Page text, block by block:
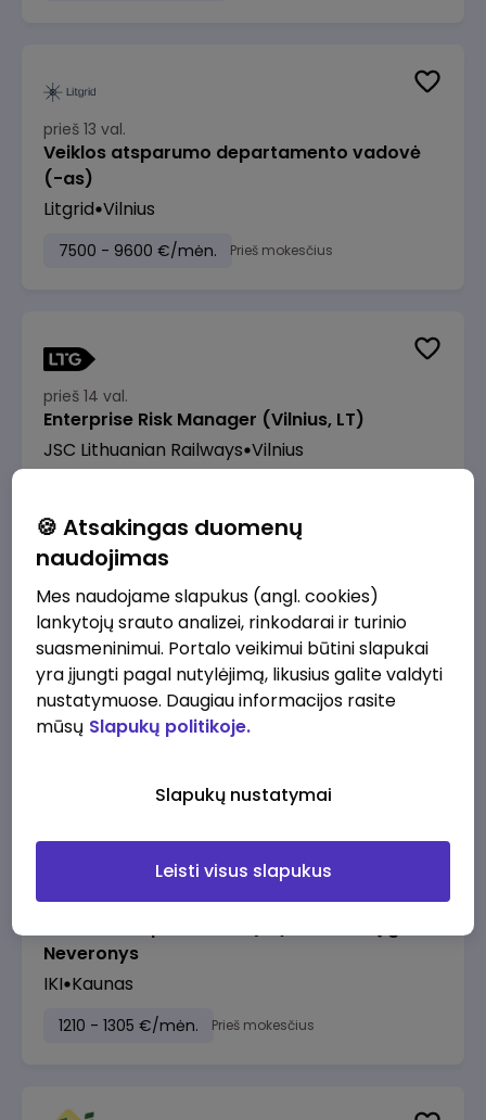
prieš 13 val.
Veiklos atsparumo departamento vadovė
(-as)
Litgrid Vilnius
7500 - 9600 €/mėn. Prieš mokesčius
prieš 14 val.
Enterprise Risk Manager (Vilnius, LT)
JSC Lithuanian Railways Vilnius
prieš 14 val.
Manevrų operatorius (-ė) (Panevėžys)
(Panevėžys, LT)
JSC Lithuanian Railways
Panevėžys
prieš 15 val.
Neveronys
IKI Kaunas
1210 - 1305 €/mėn. Prieš mokesčius
🍪 Atsakingas duomenų
naudojimas
Mes naudojame slapukus (angl. cookies)
lankytojų srauto analizei, rinkodarai ir turinio
suasmeninimui. Portalo veikimui būtini slapukai
yra įjungti pagal nutylėjimą, likusius galite valdyti
nustatymuose. Daugiau informacijos rasite
mūsų Slapukų politikoje.
Slapukų nustatymai
Leisti visus slapukus